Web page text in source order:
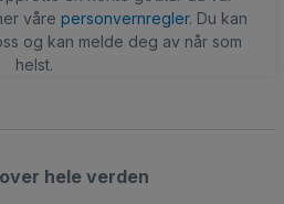
våre personvernregler. Du kan
og kan melde deg av når som
helst.
hele verden